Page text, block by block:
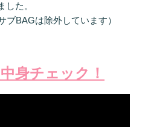
した。
ブBAGは除外しています）
身チェック！